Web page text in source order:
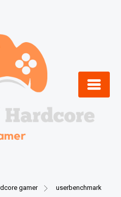
gamer userbenchmark